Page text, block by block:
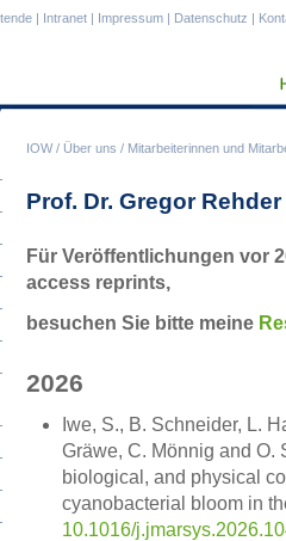
IOW/ Über uns / Mitarbeiterinnen und
| Intranet | Impressum | Datenschutz |
Prof. Dr. Gregor
Für Veröffentlichungen vor
access reprints,
besuchen Sie bitte meine
2026
Iwe, S., B. Schneider, L.
Gräwe, C. Mönnig and O.
biological, and physical
cyanobacterial bloom in
10.1016/